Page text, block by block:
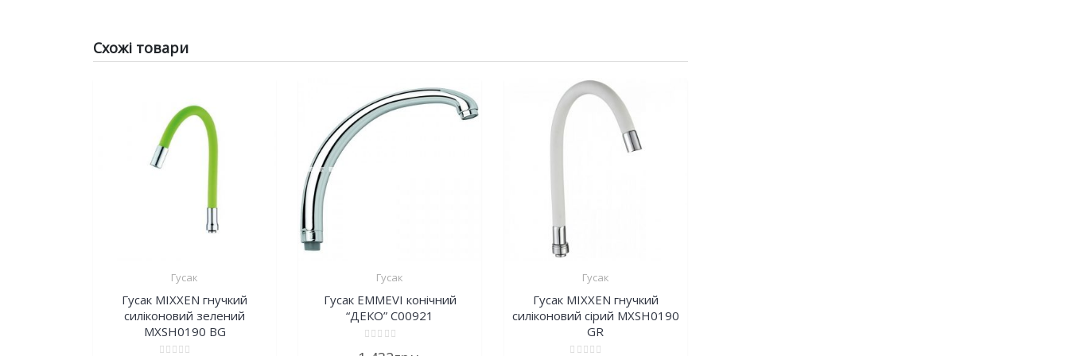
Схожі товари
Гусак
Гусак MIXXEN гнучкий
силіконовий зелений
MXSH0190 BG
Гусак
Гусак EMMEVI конічний
“ДЕКО” C00921
Гусак
Гусак MIXXEN гнучкий
силіконовий сірий MXSH0190
GR